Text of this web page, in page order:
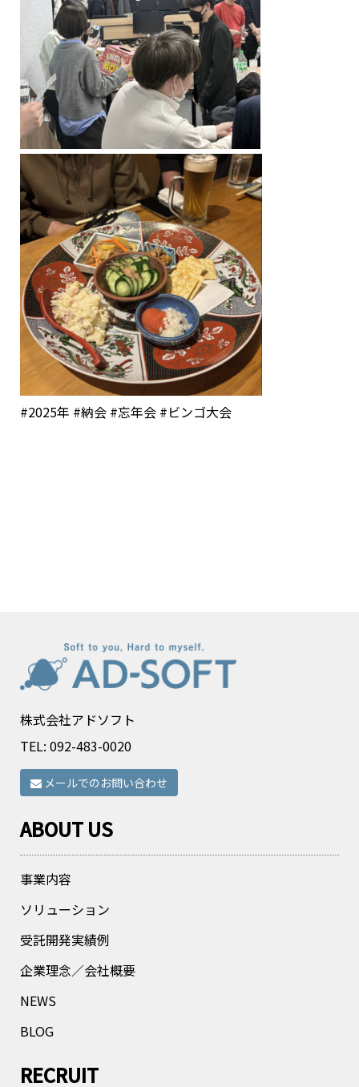
#2025年 #納会 #忘年会 #ビンゴ大会
株式会社アドソフト
TEL: 092-483-0020
メールでのお問い合わせ
ABOUT US
事業内容
ソリューション
受託開発実績例
企業理念／会社概要
NEWS
BLOG
RECRUIT